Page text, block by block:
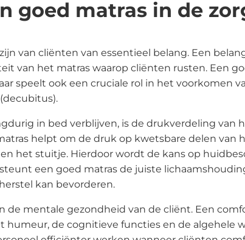
Wheels)
Douche- en
toiletstoelen
Infuuspalen
Verlichting
Weegoplossingen
Meubilair
Behandel- en
onderzoeksbanken
Behandel- en
goed matras in de
van cliënten van essentieel belang. Een
van het matras waarop cliënten rusten. Een
speelt ook een cruciale rol in het voorkomen
in bed verblijven, is de drukverdeling van
helpt om de druk op kwetsbare delen van
het stuitje. Hierdoor wordt de kans op
een goed matras de juiste
kan bevorderen.
de mentale gezondheid van de cliënt. Een
humeur, de cognitieve functies en de algehele